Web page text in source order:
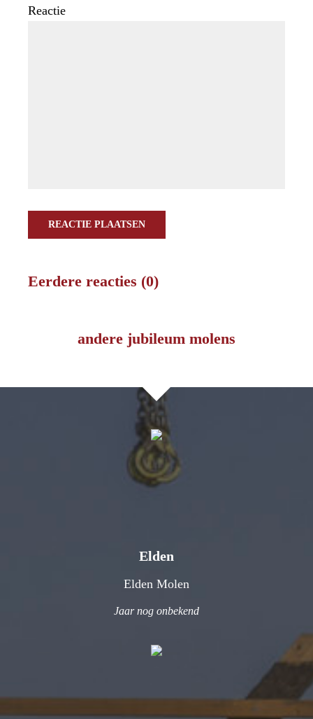
Reactie
REACTIE PLAATSEN
Eerdere reacties (0)
andere jubileum molens
Elden
Elden Molen
Jaar nog onbekend